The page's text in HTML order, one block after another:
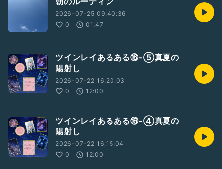
2026-07-25 09:40:36
0
01:47
ツインレイあるある⑯-⑤真夏の
陽射し
2026-07-22 16:20:03
0
12:00
ツインレイあるある⑯-④真夏の
陽射し
2026-07-22 16:15:04
0
12:00